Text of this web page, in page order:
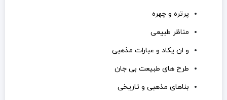
پرتره و چهره
مناظر طبیعی
و ان یکاد و عبارات مذهبی
طرح های طبیعت بی جان
بناهای مذهبی و تاریخی